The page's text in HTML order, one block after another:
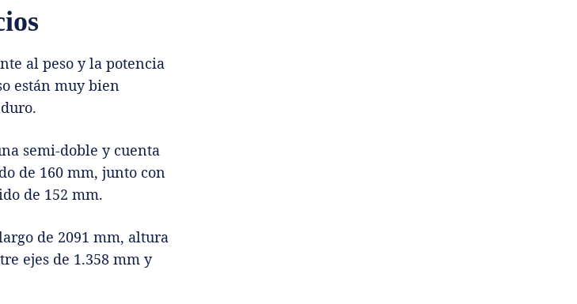
al peso y la potencia
están muy bien
semi-doble y cuenta
de 160 mm, junto con
de 152 mm.
de 2091 mm, altura
ejes de 1.358 mm y